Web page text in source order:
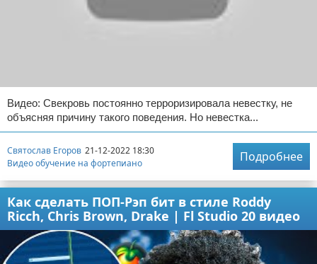
Видео: Свекровь постоянно терроризировала невестку, не
объясняя причину такого поведения. Но невестка...
Святослав Егоров 21-12-2022 18:30
Видео обучение на фортепиано
Подробнее
Как сделать ПОП-Рэп бит в стиле Roddy
Ricch, Chris Brown, Drake | Fl Studio 20 видео